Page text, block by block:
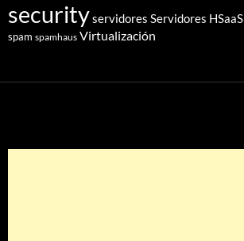
securityservidores Servidores HSaaS
spam spamhaus Virtualización